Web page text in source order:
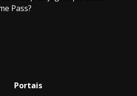
Pass?
Portais